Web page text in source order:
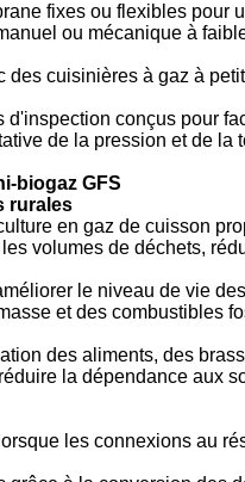
fixes ou flexibles pour
ou mécanique à
des cuisinières à gaz à
d'inspection conçus pour
de la pression et de la
biogaz GFS
rurales
en gaz de cuisson
volumes de déchets,
le niveau de vie
et des combustibles
des aliments, des
la dépendance aux
les connexions au